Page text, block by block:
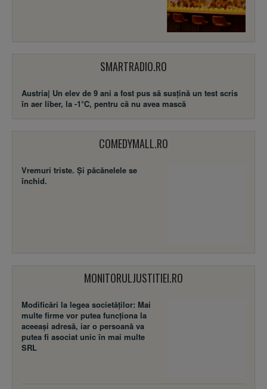
SMARTRADIO.RO
Austria| Un elev de 9 ani a fost pus să susţină un test scris
în aer liber, la -1°C, pentru că nu avea mască
COMEDYMALL.RO
Vremuri triste. Şi păcănelele se
închid.
MONITORULJUSTITIEI.RO
Modificări la legea societăţilor: Mai
multe firme vor putea funcţiona la
aceeaşi adresă, iar o persoană va
putea fi asociat unic în mai multe
SRL